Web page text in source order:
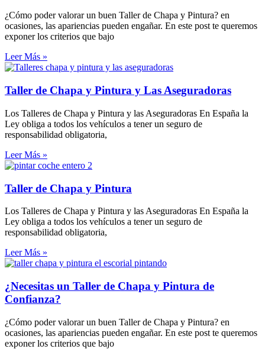
¿Cómo poder valorar un buen Taller de Chapa y Pintura? en
ocasiones, las apariencias pueden engañar. En este post te queremos
exponer los criterios que bajo
Leer Más »
Taller de Chapa y Pintura y Las Aseguradoras
Los Talleres de Chapa y Pintura y las Aseguradoras En España la
Ley obliga a todos los vehículos a tener un seguro de
responsabilidad obligatoria,
Leer Más »
Taller de Chapa y Pintura
Los Talleres de Chapa y Pintura y las Aseguradoras En España la
Ley obliga a todos los vehículos a tener un seguro de
responsabilidad obligatoria,
Leer Más »
¿Necesitas un Taller de Chapa y Pintura de
Confianza?
¿Cómo poder valorar un buen Taller de Chapa y Pintura? en
ocasiones, las apariencias pueden engañar. En este post te queremos
exponer los criterios que bajo